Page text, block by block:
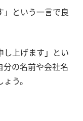
」という一言で良
し上げます」とい
分の名前や会社名
う。